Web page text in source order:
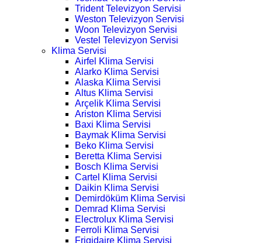
Trident Televizyon Servisi
Weston Televizyon Servisi
Woon Televizyon Servisi
Vestel Televizyon Servisi
Klima Servisi
Airfel Klima Servisi
Alarko Klima Servisi
Alaska Klima Servisi
Altus Klima Servisi
Arçelik Klima Servisi
Ariston Klima Servisi
Baxi Klima Servisi
Baymak Klima Servisi
Beko Klima Servisi
Beretta Klima Servisi
Bosch Klima Servisi
Cartel Klima Servisi
Daikin Klima Servisi
Demirdöküm Klima Servisi
Demrad Klima Servisi
Electrolux Klima Servisi
Ferroli Klima Servisi
Frigidaire Klima Servisi